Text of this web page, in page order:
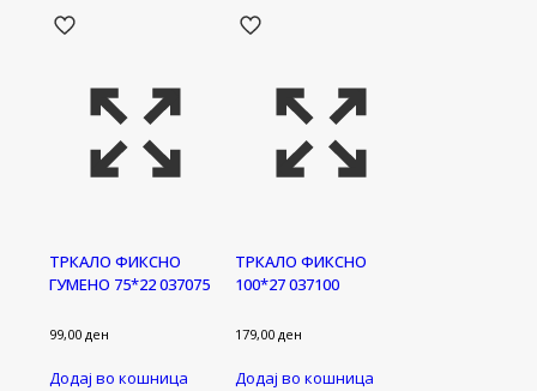
ТРКАЛО ФИКСНО
ГУМЕНО 75*22 037075
99,00 ден
Додај во кошница
ТРКАЛО ФИКСНО
100*27 037100
179,00ден
Додај во кошница